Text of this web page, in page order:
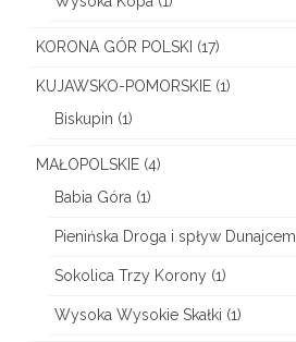
KORONA GÓR POLSKI (17)
KUJAWSKO-POMORSKIE (1)
Biskupin (1)
MAŁOPOLSKIE (4)
Babia Góra (1)
Pienińska Droga i spływ Dunajcem
Sokolica Trzy Korony (1)
Wysoka Wysokie Skałki (1)